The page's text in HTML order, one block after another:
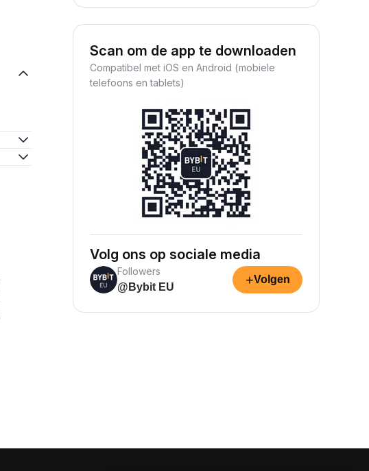
Scan om de app te downloaden
Compatibel met iOS en Android (mobiele
telefoons en tablets)
Volg ons op sociale media
Followers
@Bybit EU
+Volgen